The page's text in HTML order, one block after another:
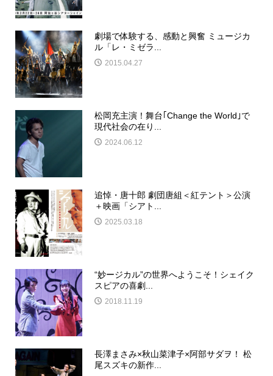
劇場で体験する、感動と興奮 ミュージカ
ル「レ・ミゼラ...
2015.04.27
松岡充主演！舞台｢Change the World｣で
現代社会の在り...
2024.06.12
追悼・唐十郎 劇団唐組＜紅テント＞公演
＋映画「シアト...
2025.03.18
“妙ージカル”の世界へようこそ！シェイク
スピアの喜劇...
2018.11.19
長澤まさみ×秋山菜津子×阿部サダヲ！ 松
尾スズキの新作...